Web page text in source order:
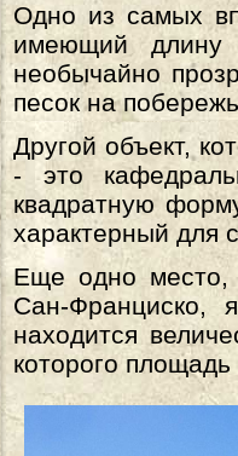
Одно из самых
имеющий
необычайно
песок на
Другой объект,
- это
квадратную
характерный для
Еще одно место,
Сан-Франциско,
находится
которого